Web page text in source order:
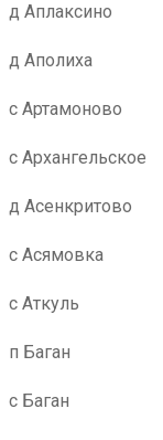
д Аплаксино
д Аполиха
с Артамоново
с Архангельское
д Асенкритово
с Асямовка
с Аткуль
п Баган
с Баган